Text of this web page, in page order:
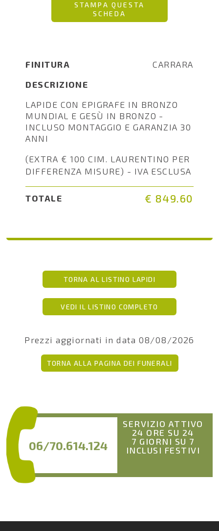
STAMPA QUESTA
SCHEDA
FINITURA
CARRARA
DESCRIZIONE
LAPIDE CON EPIGRAFE IN BRONZO
MUNDIAL E GESÙ IN BRONZO -
INCLUSO MONTAGGIO E GARANZIA 30
ANNI
(EXTRA € 100 CIM. LAURENTINO PER
DIFFERENZA MISURE) - IVA ESCLUSA
TOTALE € 849.60
TORNA AL LISTINO LAPIDI
VEDI IL LISTINO COMPLETO
Prezzi aggiornati in data 08/08/2026
TORNA ALLA PAGINA DEI FUNERALI
06/70.614.124
SERVIZIO ATTIVO
24 ORE SU 24
7 GIORNI SU 7
INCLUSI FESTIVI